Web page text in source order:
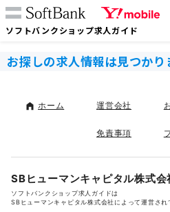
ソフトバンクショップ求人ガイド
お探しの求人情報は見つかり
ホーム 運営会社
免責事項
SBヒューマンキャピタル株式会
ソフトバンクショップ求人ガイドは
SBヒューマンキャピタル株式会社によって運営され